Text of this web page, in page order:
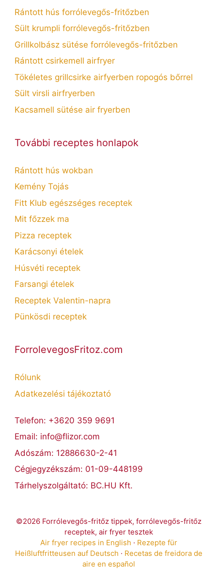
Rántott hús forrólevegős-fritőzben
Sült krumpli forrólevegős-fritőzben
Grillkolbász sütése forrólevegős-fritőzben
Rántott csirkemell airfryer
Tökéletes grillcsirke airfyerben ropogós bőrrel
Sült virsli airfryerben
Kacsamell sütése air fryerben
További receptes honlapok
Rántott hús wokban
Kemény Tojás
Fitt Klub egészséges receptek
Mit főzzek ma
Pizza receptek
Karácsonyi ételek
Húsvéti receptek
Farsangi ételek
Receptek Valentin-napra
Pünkösdi receptek
ForrolevegosFritoz.com
Rólunk
Adatkezelési tájékoztató
Telefon: +3620 359 9691
Email: info@flizor.com
Adószám: 12886630-2-41
Cégjegyzékszám: 01-09-448199
Tárhelyszolgáltató: BC.HU Kft.
©2026 Forrólevegős-fritőz tippek, forrólevegős-fritőz
receptek, air fryer tesztek
Air fryer recipes in English · Rezepte für
Heißluftfritteusen auf Deutsch · Recetas de freidora de
aire en español